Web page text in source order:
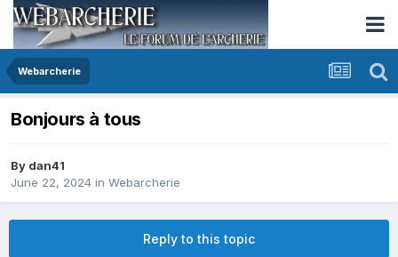
Webarcherie
Bonjours à tous
By dan41
June 22, 2024 in Webarcherie
Reply to this topic